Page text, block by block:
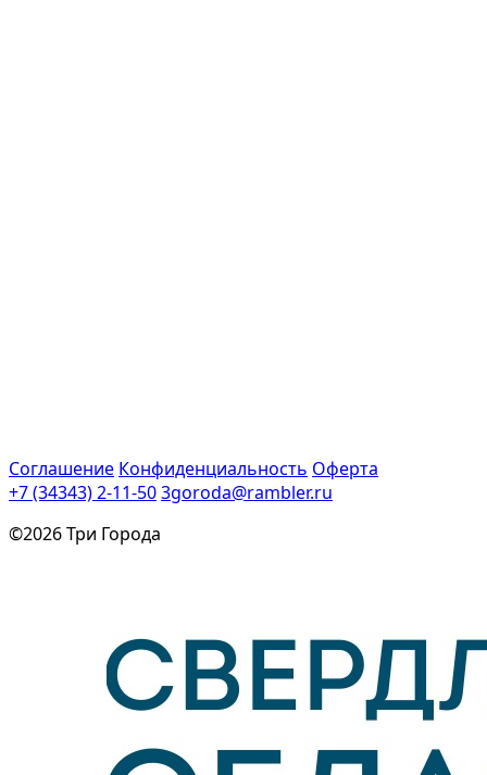
Соглашение Конфиденциальность Оферта
+7 (34343) 2-11-503goroda@rambler.ru
©2026 Три Города